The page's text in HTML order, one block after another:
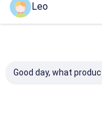
Nuestras
Leo
Good day, what